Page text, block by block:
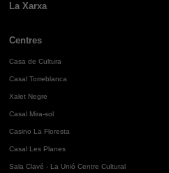
La Xarxa
Centres
Casa de Cultura
Casal Torreblanca
Xalet Negre
Casal Mira-sol
Casino La Floresta
Casal Les Planes
Sala Clavé - La Unió Centre Cultural